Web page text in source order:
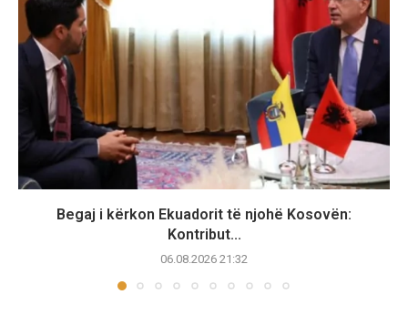
Begaj i kërkon Ekuadorit të njohë Kosovën:
Kontribut...
06.08.2026 21:32